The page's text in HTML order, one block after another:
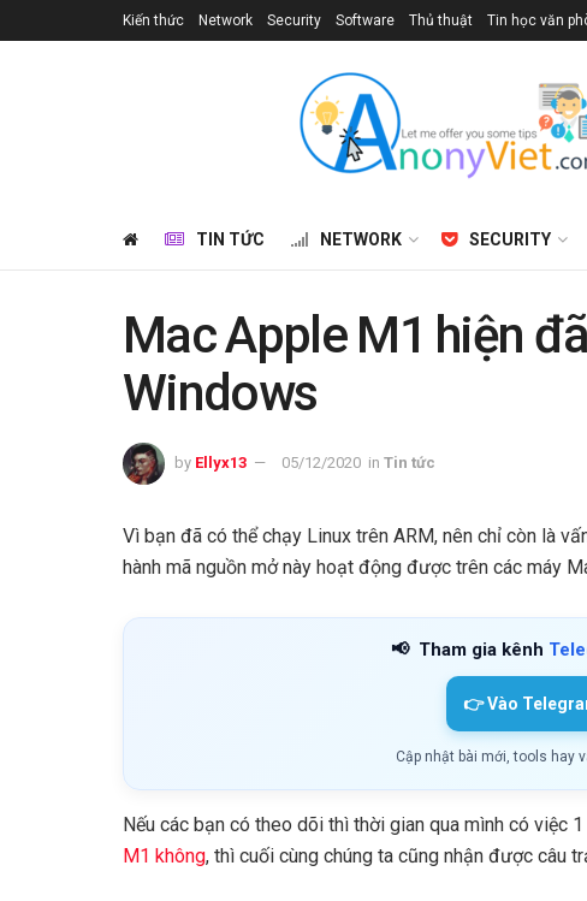
Kiến thức Network Security Software Thủ thuật Tin học văn
TIN TỨC NETWORK SECURITY
Mac Apple M1 hiện
Windows
by Ellyx13 05/12/2020 in Tin tức
Vì bạn đã có thể chạy Linux trên ARM, nên chỉ còn là
hành mã nguồn mở này hoạt động được trên các máy
📢 Tham gia kênh
👉 Vào
Cập nhật bài mới, tools hay
Nếu các bạn có theo dõi thì thời gian qua mình có việc
M1 không, thì cuối cùng chúng ta cũng nhận được câu